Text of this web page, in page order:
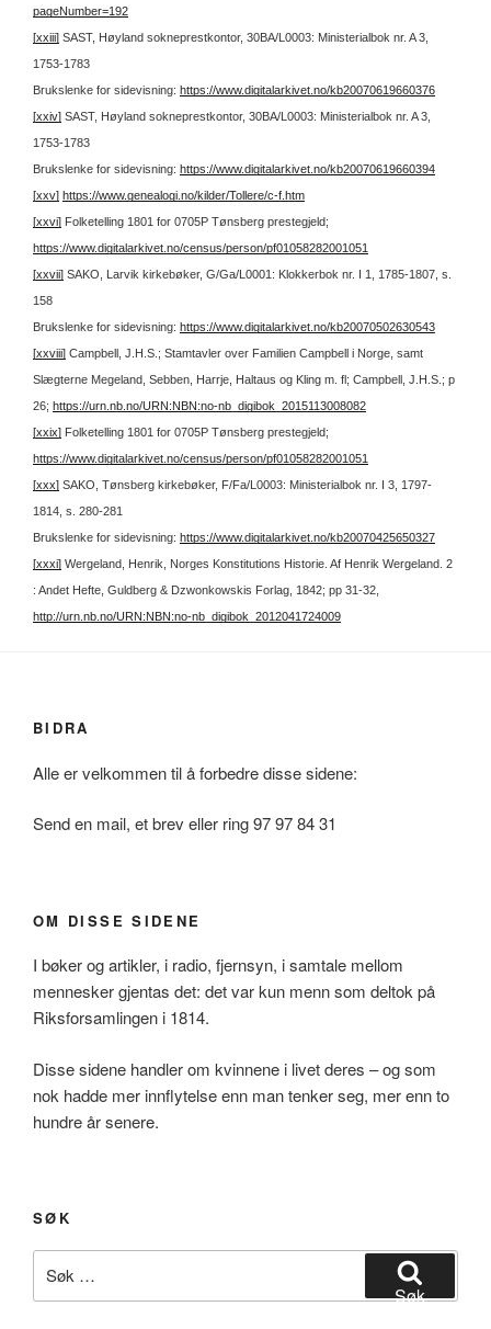
pageNumber=192
[xxiii] SAST, Høyland sokneprestkontor, 30BA/L0003: Ministerialbok nr. A 3,
1753-1783
Brukslenke for sidevisning: https://www.digitalarkivet.no/kb20070619660376
[xxiv] SAST, Høyland sokneprestkontor, 30BA/L0003: Ministerialbok nr. A 3,
1753-1783
Brukslenke for sidevisning: https://www.digitalarkivet.no/kb20070619660394
[xxv] https://www.genealogi.no/kilder/Tollere/c-f.htm
[xxvi] Folketelling 1801 for 0705P Tønsberg prestegjeld;
https://www.digitalarkivet.no/census/person/pf01058282001051
[xxvii] SAKO, Larvik kirkebøker, G/Ga/L0001: Klokkerbok nr. I 1, 1785-1807, s.
158
Brukslenke for sidevisning: https://www.digitalarkivet.no/kb20070502630543
[xxviii] Campbell, J.H.S.; Stamtavler over Familien Campbell i Norge, samt
Slægterne Megeland, Sebben, Harrje, Haltaus og Kling m. fl; Campbell, J.H.S.; p
26; https://urn.nb.no/URN:NBN:no-nb_digibok_2015113008082
[xxix] Folketelling 1801 for 0705P Tønsberg prestegjeld;
https://www.digitalarkivet.no/census/person/pf01058282001051
[xxx] SAKO, Tønsberg kirkebøker, F/Fa/L0003: Ministerialbok nr. I 3, 1797-
1814, s. 280-281
Brukslenke for sidevisning: https://www.digitalarkivet.no/kb20070425650327
[xxxi] Wergeland, Henrik, Norges Konstitutions Historie. Af Henrik Wergeland. 2
: Andet Hefte, Guldberg & Dzwonkowskis Forlag, 1842; pp 31-32,
http://urn.nb.no/URN:NBN:no-nb_digibok_2012041724009
BIDRA
Alle er velkommen til å forbedre disse sidene:
Send en mail, et brev eller ring 97 97 84 31
OM DISSE SIDENE
I bøker og artikler, i radio, fjernsyn, i samtale mellom
mennesker gjentas det: det var kun menn som deltok på
Riksforsamlingen i 1814.
Disse sidene handler om kvinnene i livet deres – og som
nok hadde mer innflytelse enn man tenker seg, mer enn to
hundre år senere.
SØK
etter:
Søk